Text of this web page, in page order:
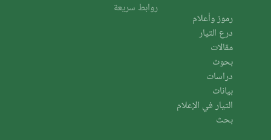
روابط سريعة
رموز وأعلام
درع التيار
مقالات
بحوث
دراسات
بيانات
التيار في الإعلام
بحث